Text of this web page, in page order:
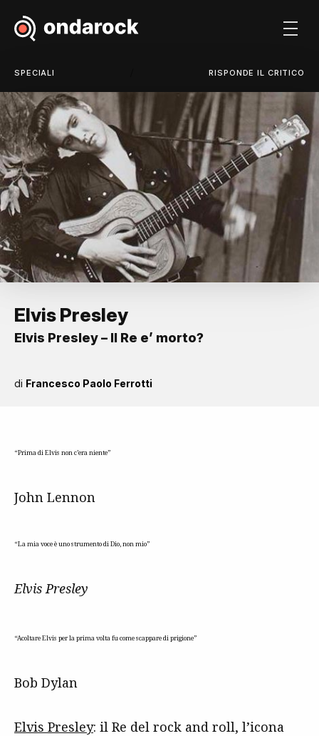
SPECIALI RISPONDE IL CRITICO
Elvis Presley
Elvis Presley – Il Re e’ morto?
di Francesco Paolo Ferrotti
“Prima di Elvis non c’era niente”
John Lennon
“La mia voce è uno strumento di Dio, non mio”
Elvis Presley
“Acoltare Elvis per la prima volta fu come scappare di prigione”
Bob Dylan
Elvis Presley: il Re del rock and roll, l’icona